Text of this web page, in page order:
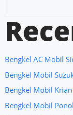
Bengkel AC Mobil
Bengkel Mobil
Bengkel Mobil
Bengkel Mobil